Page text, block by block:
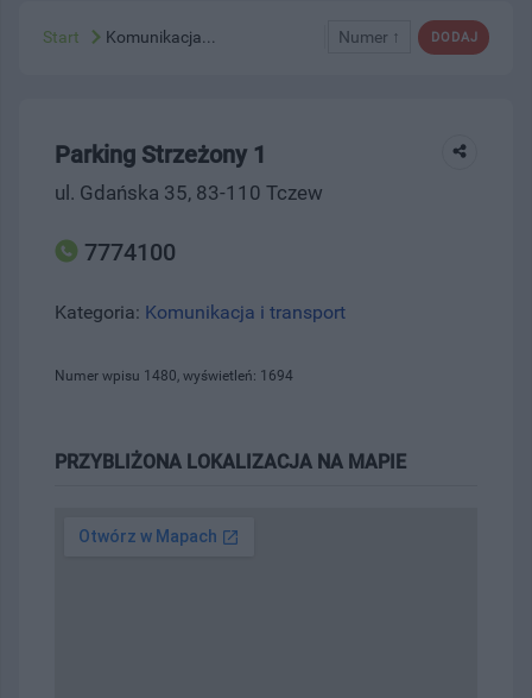
DODAJ
Numer ↑
Start Komunikacja...
Parking Strzeżony 1
ul. Gdańska 35, 83-110 Tczew
7774100
Kategoria: Komunikacja i transport
Numer wpisu 1480, wyświetleń: 1694
PRZYBLIŻONA LOKALIZACJA NA MAPIE